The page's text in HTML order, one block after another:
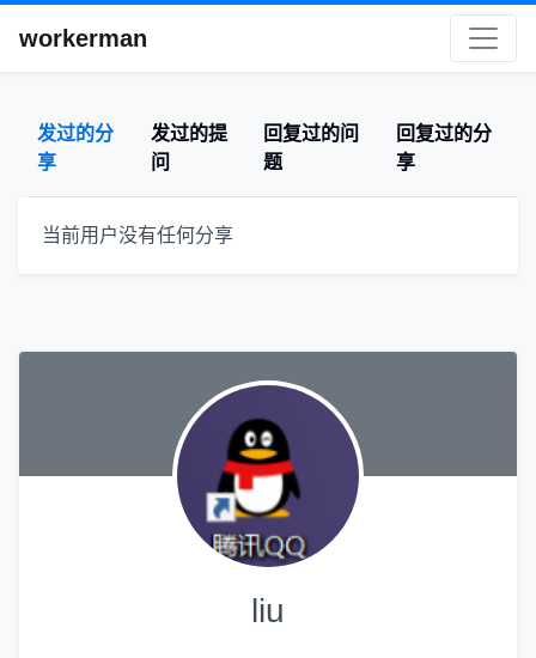
workerman
发过的分
享
发过的提
问
回复过的问
题
回复过的分
享
当前用户没有任何分享
liu